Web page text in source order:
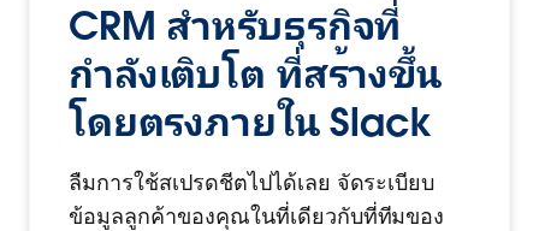
CRM สำหรับธุรกิจที่
กำลังเติบโต ที่สร้างขึ้น
โดยตรงภายใน Slack
ลืมการใช้สเปรดชีตไปได้เลย จัดระเบียบ
ข้อมูลลูกค้าของคุณในที่เดียวกับที่ทีมของ